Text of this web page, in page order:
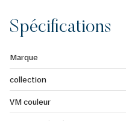
Spécifications
Marque
collection
VM couleur